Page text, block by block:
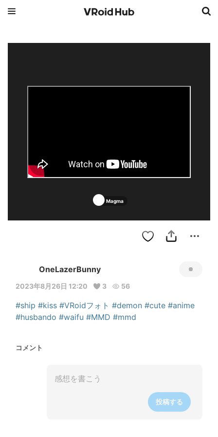
Magma
OneLazerBunny
2023年8月26日 12:20 3 56
#ship #kiss #VRoidフォト #demon #cute #anime
#husbando #waifu #MMD #mmd
コメント
投稿する